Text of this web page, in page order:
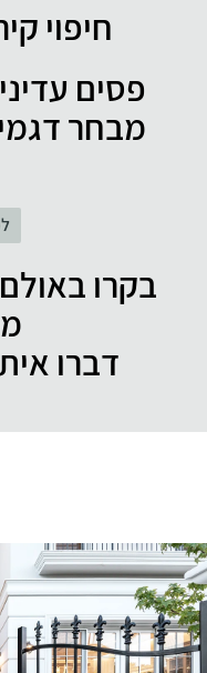
חיפוי
פסים
מבחר
בקרו
דברו איתנו 03-